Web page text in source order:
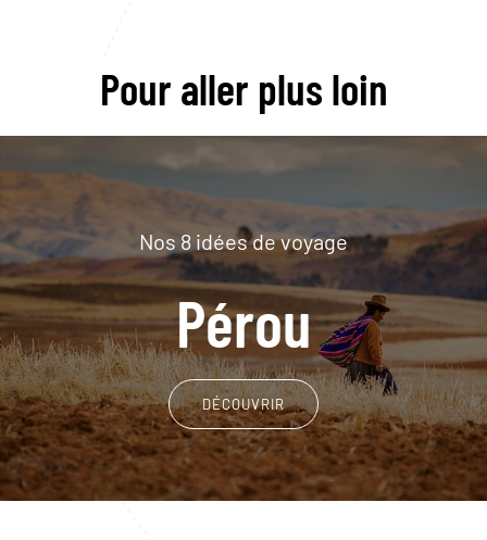
Pour aller plus loin
Nos 8 idées de voyage
Pérou
DÉCOUVRIR